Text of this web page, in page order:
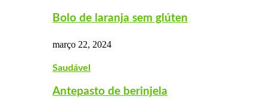
Bolo de laranja sem glúten
março 22, 2024
Saudável
Antepasto de berinjela